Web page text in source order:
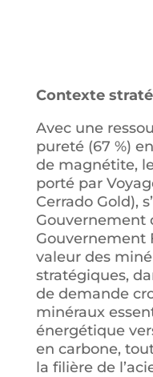
Contexte
Avec une
pureté (67 %)
de magnétite,
porté par
Cerrado Gold),
Gouvernement
Gouvernement
valeur des
stratégiques,
de demande
minéraux
énergétique
en carbone,
la filière de